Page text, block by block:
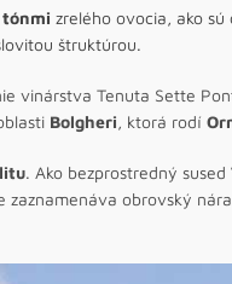
tónmi zrelého ovocia, ako
štruktúrou.
vinárstva Tenuta Sette
Bolgheri, ktorá rodí
. Ako bezprostredný sused
obrovský